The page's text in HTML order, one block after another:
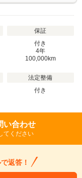
保証
付き
4年
100,000km
法定整備
付き
い合わせ
てください
返答！